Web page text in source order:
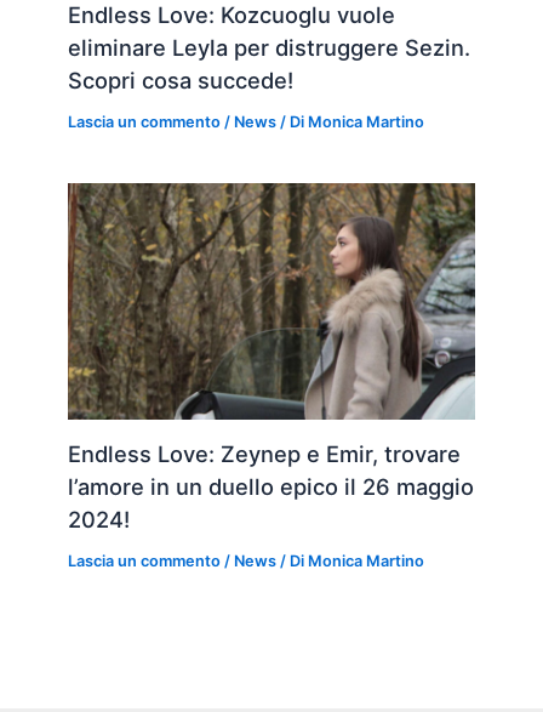
Endless Love: Kozcuoglu vuole
eliminare Leyla per distruggere Sezin.
Scopri cosa succede!
Lascia un commento / News / Di Monica Martino
Endless Love: Zeynep e Emir, trovare
l’amore in un duello epico il 26 maggio
2024!
Lascia un commento / News / Di Monica Martino